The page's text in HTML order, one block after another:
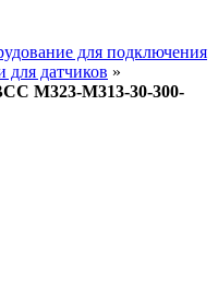
для подключения
для датчиков »
M323-M313-30-300-